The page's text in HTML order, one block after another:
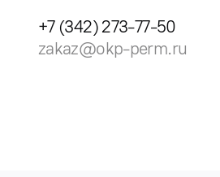
+7 (342) 273-77-50
zakaz@okp-perm.ru